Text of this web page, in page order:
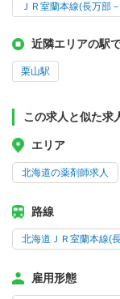
ＪＲ室蘭本線(長万部
近隣エリアの駅
栗山駅
この求人と似た求
エリア
北海道の薬剤師求人
路線
北海道ＪＲ室蘭本線(
雇用形態